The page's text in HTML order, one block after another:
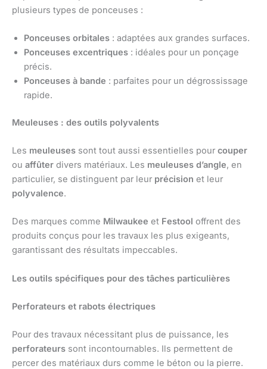
plusieurs types de ponceuses :
Ponceuses orbitales : adaptées aux grandes surfaces.
Ponceuses excentriques : idéales pour un ponçage
précis.
Ponceuses à bande : parfaites pour un dégrossissage
rapide.
Meuleuses : des outils polyvalents
Les meuleuses sont tout aussi essentielles pour couper
ou affûter divers matériaux. Les meuleuses d’angle, en
particulier, se distinguent par leur précision et leur
polyvalence.
Des marques comme Milwaukee et Festool offrent des
produits conçus pour les travaux les plus exigeants,
garantissant des résultats impeccables.
Les outils spécifiques pour des tâches particulières
Perforateurs et rabots électriques
Pour des travaux nécessitant plus de puissance, les
perforateurs sont incontournables. Ils permettent de
percer des matériaux durs comme le béton ou la pierre.